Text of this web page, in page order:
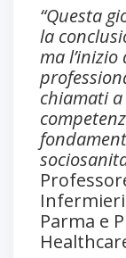
“Questa
la
ma
chiamati
Parma e